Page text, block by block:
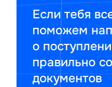
Если тебя
поможем
о
правильно
документов